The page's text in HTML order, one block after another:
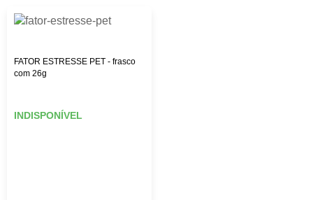
FATOR ESTRESSE PET - frasco
com 26g
INDISPONÍVEL